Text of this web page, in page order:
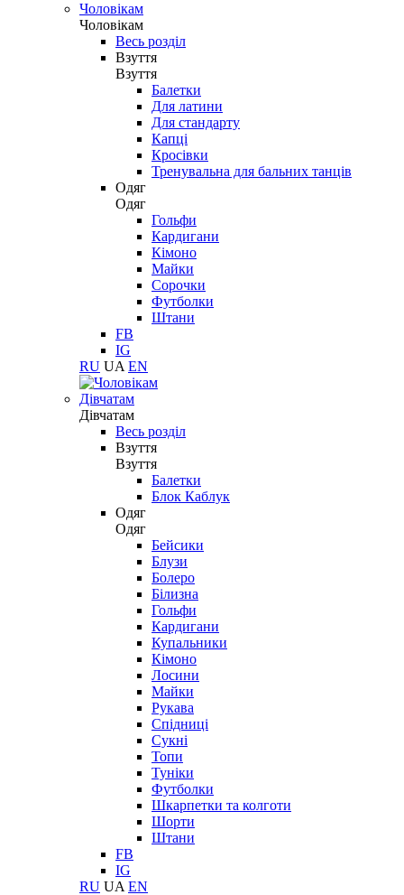
Чоловікам
Чоловікам
Весь розділ
Взуття
Взуття
Балетки
Для латини
Для стандарту
Капці
Кросівки
Тренувальна для бальних танців
Одяг
Одяг
Гольфи
Кардигани
Кімоно
Майки
Сорочки
Футболки
Штани
FB
IG
RU UA EN
Дівчатам
Дівчатам
Весь розділ
Взуття
Взуття
Балетки
Блок Каблук
Одяг
Одяг
Бейсики
Блузи
Болеро
Білизна
Гольфи
Кардигани
Купальники
Кімоно
Лосини
Майки
Рукава
Спідниці
Сукні
Топи
Туніки
Футболки
Шкарпетки та колготи
Шорти
Штани
FB
IG
RU UA EN